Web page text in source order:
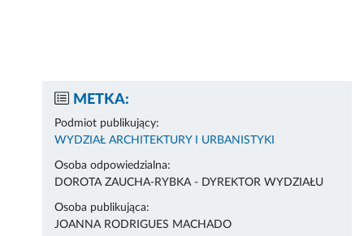
METKA:
Podmiot publikujący:
WYDZIAŁ ARCHITEKTURY I URBANISTYKI
Osoba odpowiedzialna:
DOROTA ZAUCHA-RYBKA - DYREKTOR WYDZIAŁU
Osoba publikująca:
JOANNA RODRIGUES MACHADO